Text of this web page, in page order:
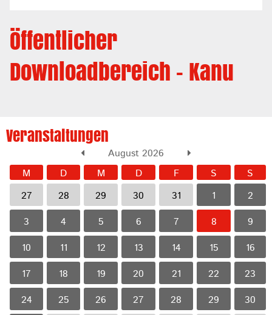
Öffentlicher
Downloadbereich - Kanu
Veranstaltungen
August 2026
M D M D F S S
27 28 29 30 31 1 2
3 4 5 6 7 8 9
10 11 12 13 14 15 16
17 18 19 20 21 22 23
24 25 26 27 28 29 30